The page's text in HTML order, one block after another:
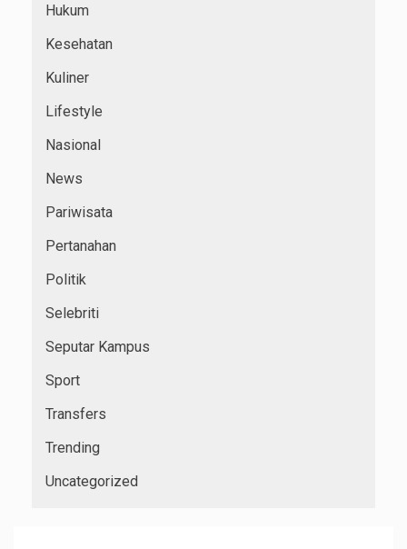
Hukum
Kesehatan
Kuliner
Lifestyle
Nasional
News
Pariwisata
Pertanahan
Politik
Selebriti
Seputar Kampus
Sport
Transfers
Trending
Uncategorized